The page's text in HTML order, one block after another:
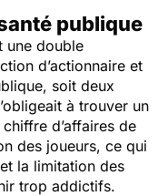
publique
une double
d’actionnaire et
soit deux
à trouver un
d’affaires de
des joueurs, ce qui
la limitation des
trop addictifs.